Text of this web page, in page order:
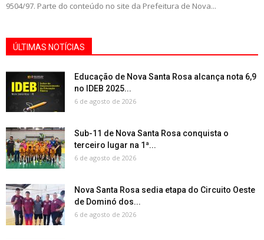
9504/97. Parte do conteúdo no site da Prefeitura de Nova...
ÚLTIMAS NOTÍCIAS
Educação de Nova Santa Rosa alcança nota 6,9
no IDEB 2025...
6 de agosto de 2026
Sub-11 de Nova Santa Rosa conquista o
terceiro lugar na 1ª...
6 de agosto de 2026
Nova Santa Rosa sedia etapa do Circuito Oeste
de Dominó dos...
6 de agosto de 2026